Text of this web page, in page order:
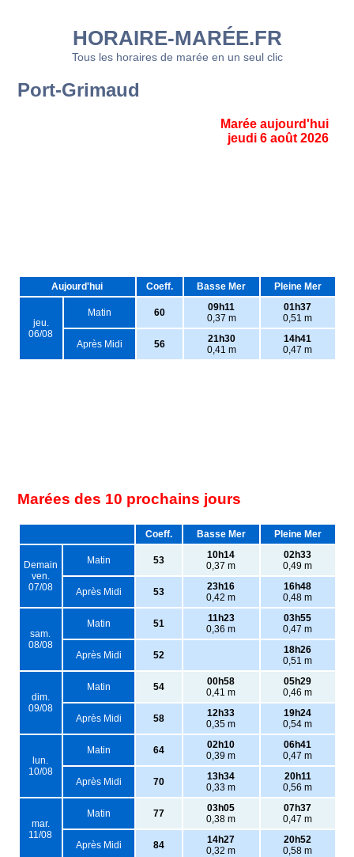
HORAIRE-MARÉE.FR
Tous les horaires de marée en un seul clic
Port-Grimaud
Marée aujourd'hui
jeudi 6 août 2026
Aujourd'hui Coeff. Basse Mer Pleine Mer
jeu.
06/08
Matin 60
09h11
0,37 m
01h37
0,51 m
Après Midi 56
21h30
0,41 m
14h41
0,47 m
Marées des 10 prochains jours
Coeff. Basse Mer Pleine Mer
Demain
ven.
07/08
Matin 53
10h14
0,37 m
02h33
0,49 m
Après Midi 53
23h16
0,42 m
16h48
0,48 m
sam.
08/08
Matin 51
11h23
0,36 m
03h55
0,47 m
Après Midi 52
18h26
0,51 m
dim.
09/08
Matin 54
00h58
0,41 m
05h29
0,46 m
Après Midi 58
12h33
0,35 m
19h24
0,54 m
lun.
10/08
Matin 64
02h10
0,39 m
06h41
0,47 m
Après Midi 70
13h34
0,33 m
20h11
0,56 m
mar.
11/08
Matin 77
03h05
0,38 m
07h37
0,47 m
Après Midi 84
14h27
0,32 m
20h52
0,58 m